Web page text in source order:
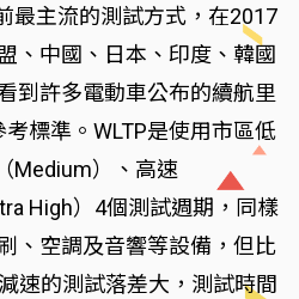
最主流的測試方式，在2017
、中國、日本、印度、韓國
到許多電動車公布的續航里
標準。WLTP是使用市區低
Medium）、高速
High）4個測試週期，同樣
、空調及音響等設備，但比
速的測試落差大，測試時間